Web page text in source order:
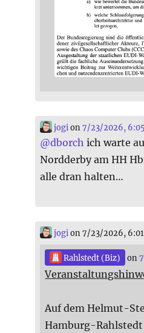
jogion7/23/2026,
@dborch ich warte
Nordderby am HH
alle dran halten…
jogion 7/23/2026,
Rahlstedt (Biz) on
Auf dem Helmut-
Hamburg-